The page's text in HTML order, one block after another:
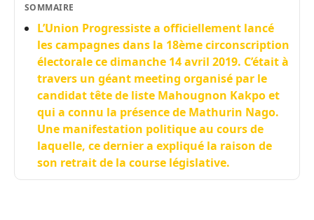
SOMMAIRE
L’Union Progressiste a officiellement lancé
les campagnes dans la 18ème circonscription
électorale ce dimanche 14 avril 2019. C’était à
travers un géant meeting organisé par le
candidat tête de liste Mahougnon Kakpo et
qui a connu la présence de Mathurin Nago.
Une manifestation politique au cours de
laquelle, ce dernier a expliqué la raison de
son retrait de la course législative.